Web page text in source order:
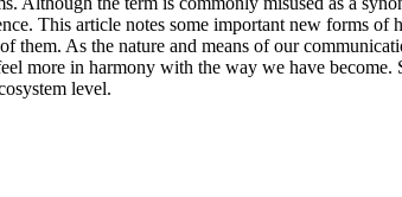
This article notes some important new forms
them. As the nature and means of our
more in harmony with the way we have
level.